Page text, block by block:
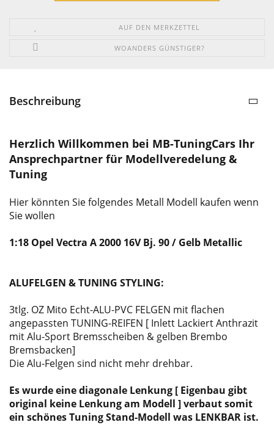
AUF DEN MERKZETTEL
WOANDERS GÜNSTIGER?
Beschreibung
Herzlich Willkommen bei MB-TuningCars Ihr
Ansprechpartner für Modellveredelung &
Tuning
Hier könnten Sie folgendes Metall Modell kaufen wenn
Sie wollen
1:18 Opel Vectra A 2000 16V Bj. 90 / Gelb Metallic
ALUFELGEN & TUNING STYLING:
3tlg. OZ Mito Echt-ALU-PVC FELGEN mit flachen
angepassten TUNING-REIFEN [ Inlett Lackiert Anthrazit
mit Alu-Sport Bremsscheiben & gelben Brembo
Bremsbacken]
Die Alu-Felgen sind nicht mehr drehbar.
Es wurde eine diagonale Lenkung [ Eigenbau gibt
original keine Lenkung am Modell ] verbaut somit
ein schönes Tuning Stand-Modell was LENKBAR ist.